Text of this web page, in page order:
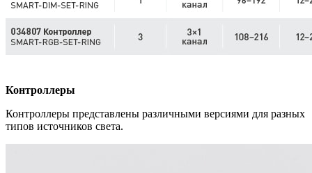
Контроллеры
Контроллеры представлены различными версиями для разных
типов источников света.